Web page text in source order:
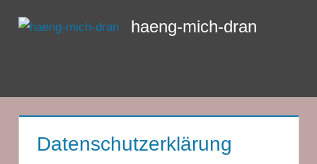
Inhalt
haeng-mich-dran
Datenschutzerklärung